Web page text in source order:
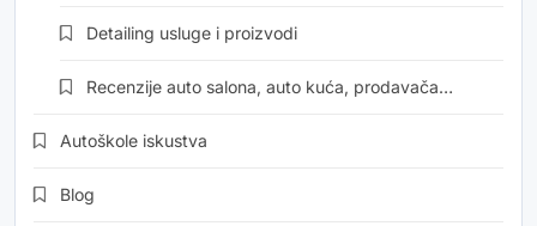
Detailing usluge i proizvodi
Recenzije auto salona, auto kuća, prodavača…
Autoškole iskustva
Blog